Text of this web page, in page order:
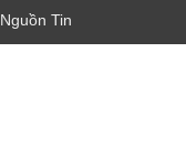
Nguồn Tin